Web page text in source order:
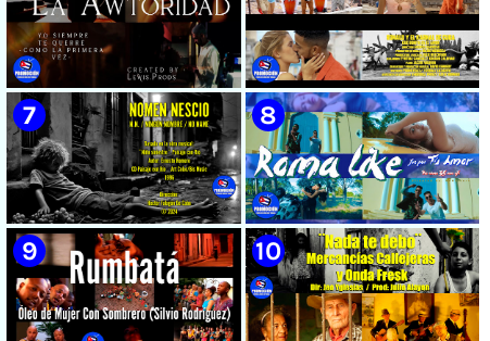
🔴 Osmani García & Varios
Artistas | ¨Chupi Chupi¨ |
Director: Joel Guilian |
Videoclip | Música Urbana
Cubana | Artistas Cubanos |
Canción | CUBA
🟡 Tico González - ¨Aunque se
pare la mula¨ - Videoclip -
Dirección: John Meriles -
Roberto C. González
🟢 Hanoy La Awtoridad |
¨Siempre Tú¨ | Director:
LEWIS.PRODS | Videoclip |
Música Urbana Cubana |
Artistas Cubanos | Canción |
CUBA
🟡 Ronald & El Karnal de Cuba
- ¨Que bonito es el amor¨ 📺
Videoclip - 🎬 Director: Andros
Barroso
🟢 Paisaje con Río | NOMEN
🟡 Roma Like - ¨Fue por tu